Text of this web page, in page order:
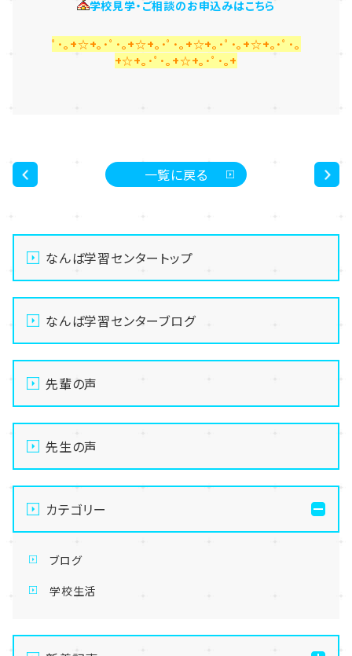
学校見学・ご相談のお申込みはこちら
ﾟ･｡+☆+｡･ﾟ･｡+☆+｡･ﾟ･｡+☆+｡･ﾟ･｡+☆+｡･ﾟ･｡
+☆+｡･ﾟ･｡+☆+｡･ﾟ･｡+
一覧に戻る
なんば学習センタートップ
なんば学習センターブログ
先輩の声
先生の声
カテゴリー
ブログ
学校生活